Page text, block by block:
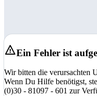
Ein Fehler ist
Wir bitten die verursachten
Wenn Du Hilfe benötigst,
(0)30 - 81097 - 601 zur